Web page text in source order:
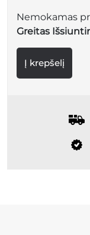
Nemokamas
Greitas
Į krepšelį